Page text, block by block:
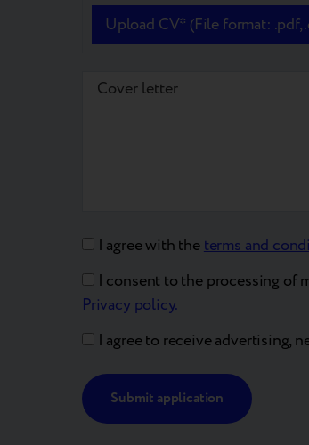
Upload CV* (File format: .pdf,
I agree with theterms and
I consent to the processing of
Privacy policy.
I agree to receive advertising,